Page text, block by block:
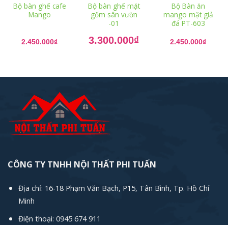
Bộ bàn ghế cafe
Mango
2.450.000₫
Bộ bàn ghế mặt
gốm sân vườn
-01
Giá
gốc
3.300.000₫
Bộ Bàn ăn
mango mặt giả
đá PT-603
2.450.000₫
CÔNG TY TNHH NỘI THẤT PHI TUẤN
Địa chỉ: 16-18 Phạm Văn Bạch, P15, Tân Bình, Tp. Hồ Chí
Minh
Điện thoại: 0945 674 911